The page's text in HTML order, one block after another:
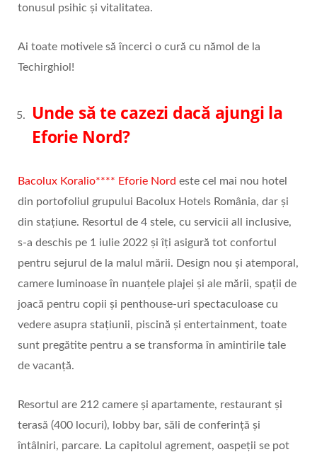
tonusul psihic și vitalitatea.
Ai toate motivele să încerci o cură cu nămol de la
Techirghiol!
Unde să te cazezi dacă ajungi la
Eforie Nord?
Bacolux Koralio**** Eforie Nord este cel mai nou hotel
din portofoliul grupului Bacolux Hotels România, dar și
din stațiune. Resortul de 4 stele, cu servicii all inclusive,
s-a deschis pe 1 iulie 2022 și îți asigură tot confortul
pentru sejurul de la malul mării. Design nou și atemporal,
camere luminoase în nuanțele plajei și ale mării, spații de
joacă pentru copii și penthouse-uri spectaculoase cu
vedere asupra stațiunii, piscină și entertainment, toate
sunt pregătite pentru a se transforma în amintirile tale
de vacanță.
Resortul are 212 camere și apartamente, restaurant și
terasă (400 locuri), lobby bar, săli de conferință și
întâlniri, parcare. La capitolul agrement, oaspeții se pot